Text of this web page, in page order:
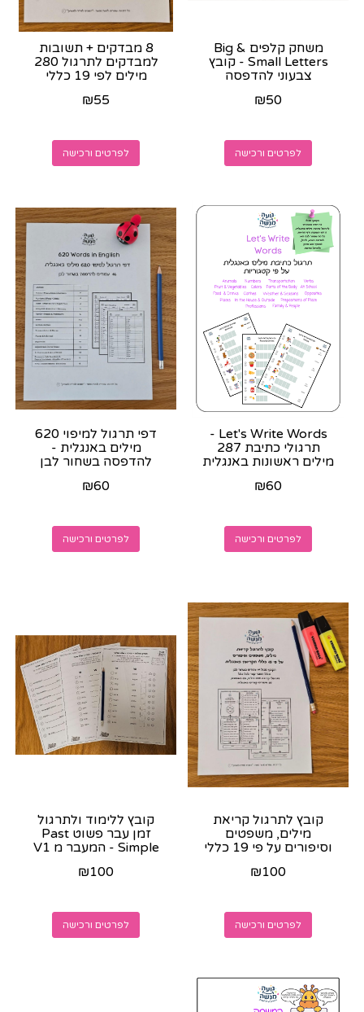
משחק קלפים Big &
Small Letters - קובץ
צבעוני להדפסה
₪50
לפרטים ורכישה
8 מבדקים + תשובות
למבדקים לתרגול 280
מילים לפי 19 כללי
₪55
לפרטים ורכישה
Let's Write Words -
תרגולי כתיבת 287
מילים ראשונות באנגלית
₪60
לפרטים ורכישה
דפי תרגול למיפוי 620
מילים באנגלית -
להדפסה בשחור לבן
₪60
לפרטים ורכישה
קובץ לתרגול קריאת
מילים, משפטים
וסיפורים על פי 19 כללי
קובץ...
₪100
לפרטים ורכישה
קובץ ללימוד ולתרגול
זמן עבר פשוט Past
Simple - המעבר מ V1
₪100
לפרטים ורכישה